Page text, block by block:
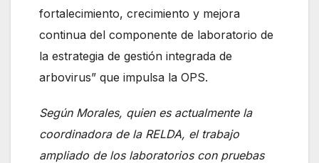
fortalecimiento, crecimiento y mejora
continua del componente de laboratorio de
la estrategia de gestión integrada de
arbovirus” que impulsa la OPS.
Según Morales, quien es actualmente la
coordinadora de la RELDA, el trabajo
ampliado de los laboratorios con pruebas